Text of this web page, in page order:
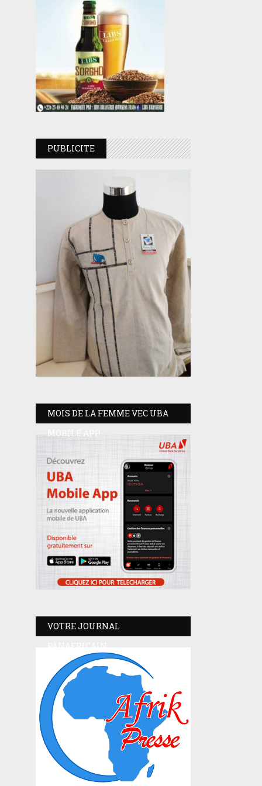
PUBLICITE
MOIS DE LA FEMME VEC UBA
MOBILE APP
VOTRE JOURNAL